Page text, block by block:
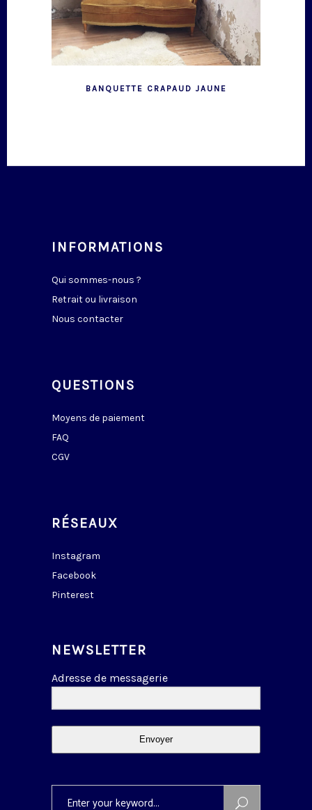
BANQUETTE CRAPAUD JAUNE
INFORMATIONS
Qui sommes-nous ?
Retrait ou livraison
Nous contacter
QUESTIONS
Moyens de paiement
FAQ
CGV
RÉSEAUX
Instagram
Facebook
Pinterest
NEWSLETTER
Adresse de messagerie
Envoyer